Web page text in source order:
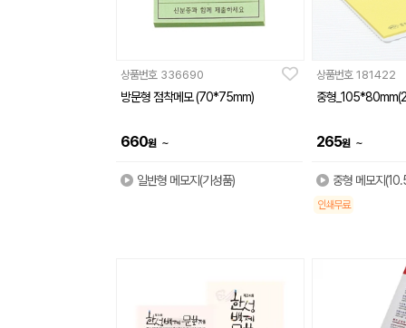
상품번호 336690
방문형 점착메모 (70*75mm)
660원 ~
일반형 메모지(기성품)
상품번호 181422
중형
265원 ~
중형 메모지
인쇄무료